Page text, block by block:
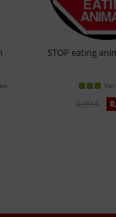
STOP eating
0,99 €